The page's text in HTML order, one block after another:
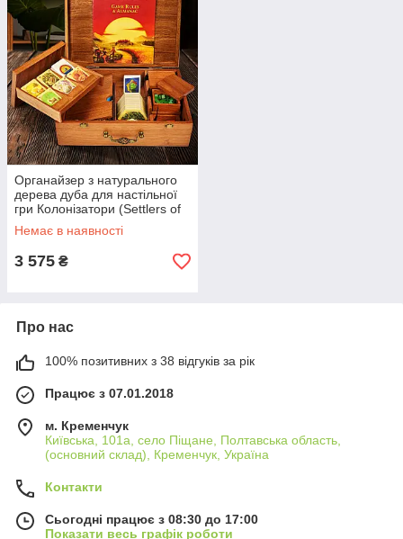
Органайзер з натурального
дерева дуба для настільної
гри Колонізатори (Settlers of
Catan)
Немає в наявності
3 575 ₴
Про нас
100% позитивних з 38 відгуків за рік
Працює з 07.01.2018
м. Кременчук
Київська, 101а, село Піщане, Полтавська область,
(основний склад), Кременчук, Україна
Контакти
Сьогодні працює з 08:30 до 17:00
Показати весь графік роботи